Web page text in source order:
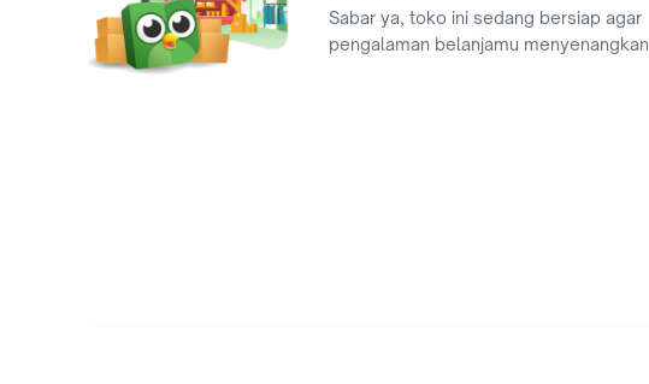
Sabar ya, toko ini sedang bersiap agar
pengalaman belanjamu menyenangkan